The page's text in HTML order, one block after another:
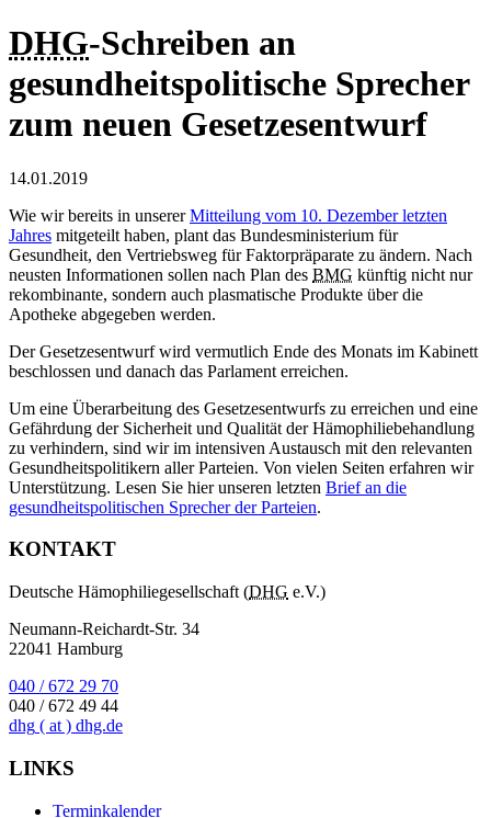
DHG-Schreiben an
gesundheitspolitische Sprecher
zum neuen Gesetzesentwurf
14.01.2019
Wie wir bereits in unsererMitteilung vom 10. Dezember letzten
Jahres mitgeteilt haben, plant das Bundesministerium für
Gesundheit, den Vertriebsweg für Faktorpräparate zu ändern. Nach
neusten Informationen sollen nach Plan des BMG künftig nicht nur
rekombinante, sondern auch plasmatische Produkte über die
Apotheke abgegeben werden.
Der Gesetzesentwurf wird vermutlich Ende des Monats im Kabinett
beschlossen und danach das Parlament erreichen.
Um eine Überarbeitung des Gesetzesentwurfs zu erreichen und eine
Gefährdung der Sicherheit und Qualität der Hämophiliebehandlung
zu verhindern, sind wir im intensiven Austausch mit den relevanten
Gesundheitspolitikern aller Parteien. Von vielen Seiten erfahren wir
Unterstützung. Lesen Sie hier unseren letzten Brief an die
gesundheitspolitischen Sprecher der Parteien.
KONTAKT
Deutsche Hämophiliegesellschaft (DHG e.V.)
Neumann-Reichardt-Str. 34
22041 Hamburg
040 / 672 29 70
040 / 672 49 44
dhg ( at ) dhg.de
LINKS
Terminkalender